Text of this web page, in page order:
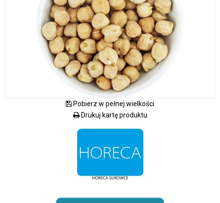
Pobierz w pełnej wielkości
Drukuj kartę produktu